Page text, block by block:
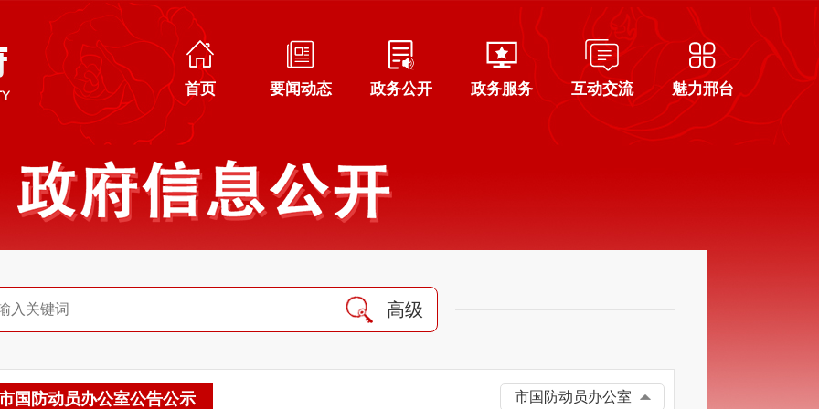
首页 要闻动态 政务公开 政务服务 互动交流 魅力邢台
高级
国防动员办公室公告公示 市国防动员办公室